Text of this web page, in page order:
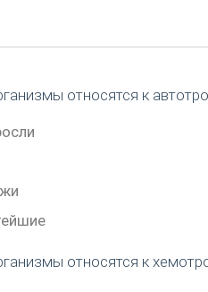
относятся к
относятся к